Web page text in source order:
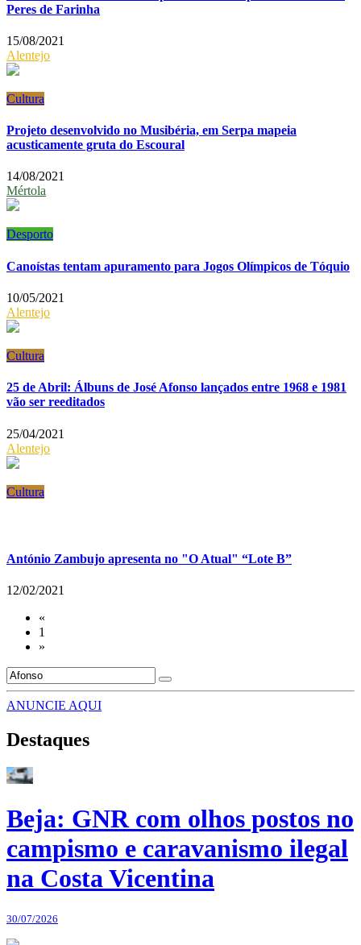
Peres de Farinha
15/08/2021
Alentejo
Cultura
Projeto desenvolvido no Musibéria, em Serpa mapeia
acusticamente gruta do Escoural
14/08/2021
Mértola
Desporto
Canoístas tentam apuramento para Jogos Olímpicos de Tóquio
10/05/2021
Alentejo
Cultura
25 de Abril: Álbuns de José Afonso lançados entre 1968 e 1981
vão ser reeditados
25/04/2021
Alentejo
Cultura
António Zambujo apresenta no "O Atual" “Lote B”
12/02/2021
«
1
»
ANUNCIE AQUI
Destaques
Beja: GNR com olhos postos no
campismo e caravanismo ilegal
na Costa Vicentina
30/07/2026